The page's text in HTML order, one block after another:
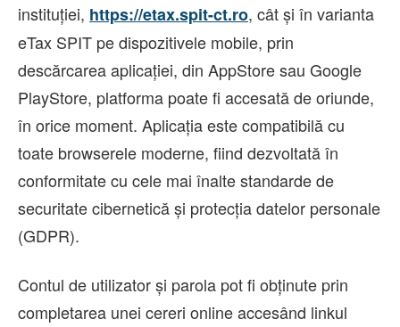
instituției, https://etax.spit-ct.ro, cât și în varianta
eTax SPIT pe dispozitivele mobile, prin
descărcarea aplicației, din AppStore sau Google
PlayStore, platforma poate fi accesată de oriunde,
în orice moment. Aplicația este compatibilă cu
toate browserele moderne, fiind dezvoltată în
conformitate cu cele mai înalte standarde de
securitate cibernetică și protecția datelor personale
(GDPR).
Contul de utilizator și parola pot fi obținute prin
completarea unei cereri online accesând linkul